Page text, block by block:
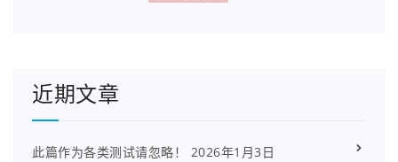
近期文章
此篇作为各类测试请忽略！ 2026年1月3日